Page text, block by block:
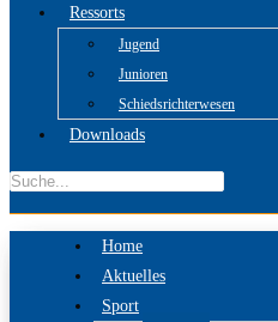
Ressorts
Jugend
Junioren
Schiedsrichterwesen
Downloads
Home
Aktuelles
Sport